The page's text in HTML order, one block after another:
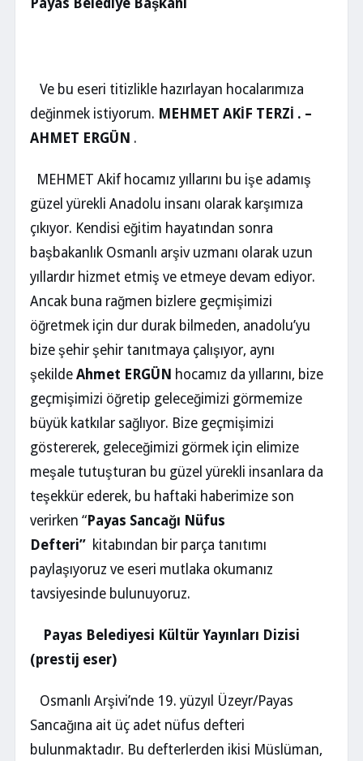
Payas Belediye Başkanı
Ve bu eseri titizlikle hazırlayan hocalarımıza
değinmek istiyorum. MEHMET AKİF TERZİ . –
AHMET ERGÜN .
MEHMET Akif hocamız yıllarını bu işe adamış
güzel yürekli Anadolu insanı olarak karşımıza
çıkıyor. Kendisi eğitim hayatından sonra
başbakanlık Osmanlı arşiv uzmanı olarak uzun
yıllardır hizmet etmiş ve etmeye devam ediyor.
Ancak buna rağmen bizlere geçmişimizi
öğretmek için dur durak bilmeden, anadolu’yu
bize şehir şehir tanıtmaya çalışıyor, aynı
şekilde Ahmet ERGÜN hocamız da yıllarını, bize
geçmişimizi öğretip geleceğimizi görmemize
büyük katkılar sağlıyor. Bize geçmişimizi
göstererek, geleceğimizi görmek için elimize
meşale tutuşturan bu güzel yürekli insanlara da
teşekkür ederek, bu haftaki haberimize son
verirken “ Payas Sancağı Nüfus
Defteri” kitabından bir parça tanıtımı
paylaşıyoruz ve eseri mutlaka okumanız
tavsiyesinde bulunuyoruz.
Payas Belediyesi Kültür Yayınları Dizisi
(prestij eser)
Osmanlı Arşivi’nde 19. yüzyıl Üzeyr/Payas
Sancağına ait üç adet nüfus defteri
bulunmaktadır. Bu defterlerden ikisi Müslüman,